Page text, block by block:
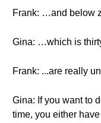
Frank: …and below
Gina: …which is
Frank: ...are really
Gina: If you want to
time, you either